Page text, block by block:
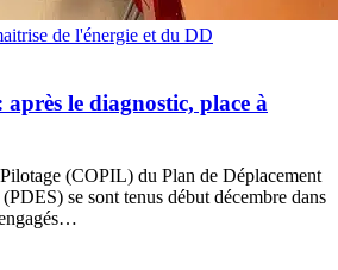
de l'énergie et du DD
le diagnostic, place à
(COPIL) du Plan de Déplacement
se sont tenus début décembre dans